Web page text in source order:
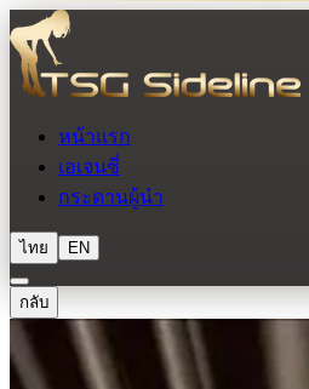
หน้าแรก
เอเจนซี่
กระดานผู้นำ
ไทย EN
กลับ